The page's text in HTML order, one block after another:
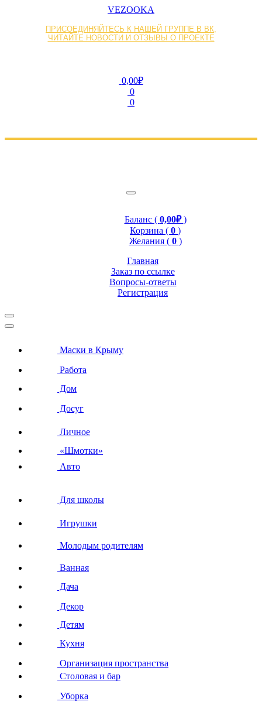
VEZOOKA
ПРИСОЕДИНЯЙТЕСЬ К НАШЕЙ ГРУППЕ В ВК,
ЧИТАЙТЕ НОВОСТИ И ОТЗЫВЫ О ПРОЕКТЕ
0,00₽
0
0
Баланс ( 0,00₽)
Корзина ( 0 )
Желания ( 0 )
Главная
Заказ по ссылке
Вопросы-ответы
Регистрация
Маски в Крыму
Работа
Дом
Досуг
Личное
«Шмотки»
Авто
Для школы
Игрушки
Молодым родителям
Ванная
Дача
Декор
Детям
Кухня
Организация пространства
Столовая и бар
Уборка